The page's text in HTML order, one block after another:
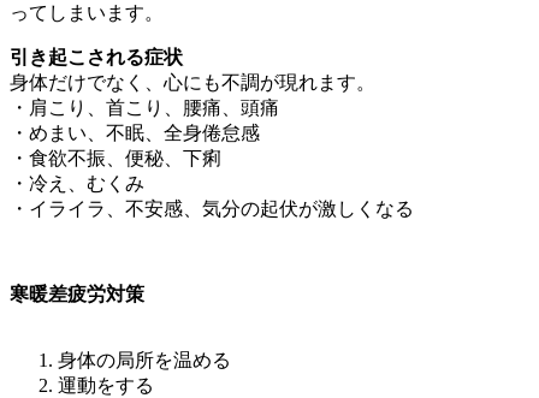
ってしまいます。
引き起こされる症状
身体だけでなく、心にも不調が現れます。
・肩こり、首こり、腰痛、頭痛
・めまい、不眠、全身倦怠感
・食欲不振、便秘、下痢
・冷え、むくみ
・イライラ、不安感、気分の起伏が激しくなる
寒暖差疲労対策
身体の局所を温める
運動をする